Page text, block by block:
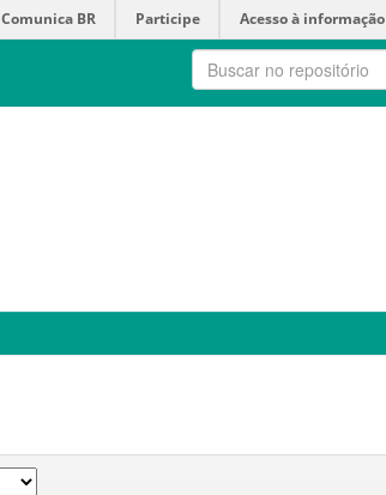
Comunica BR Participe Acesso à informação